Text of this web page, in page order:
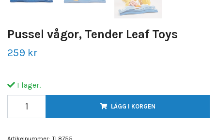
Pussel vågor, Tender Leaf Toys
259 kr
I lager.
LÄGG I KORGEN
Artikelnummer: TL8755